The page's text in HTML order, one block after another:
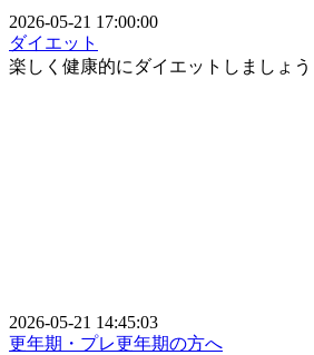
2026-05-21 17:00:00
ダイエット
楽しく健康的にダイエットしましょう
2026-05-21 14:45:03
更年期・プレ更年期の方へ